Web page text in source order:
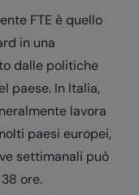
FTE è quello
in una
dalle politiche
paese. In Italia,
lavora
paesi europei,
settimanali può
ore.